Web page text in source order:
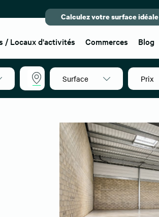
Calculez votre surface idéale
/ Locaux d'activités Commerces Blog
Midi-Surface Prix